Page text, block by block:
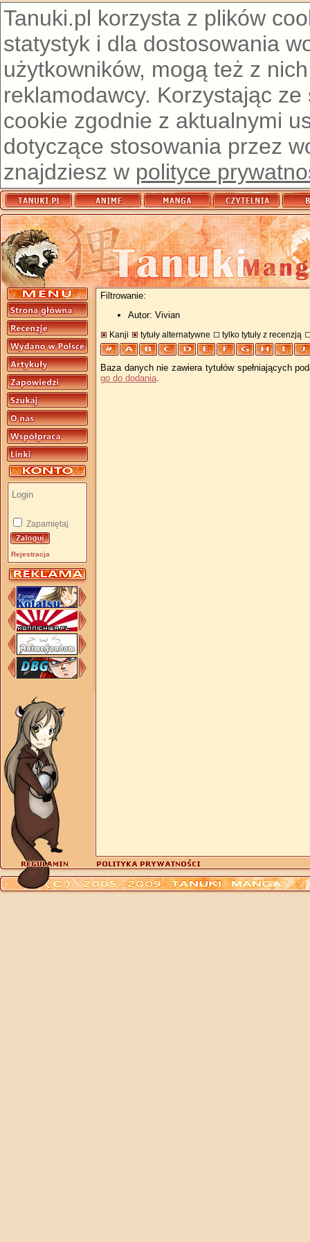
Tanuki.pl korzysta z plików
statystyk i dla dostosowania
użytkowników, mogą też z
reklamodawcy. Korzystając
cookie zgodnie z aktualnymi
dotyczące stosowania przez
znajdziesz w polityce
Zapamiętaj
Rejestracja
Filtrowanie:
Autor: Vivian
Kanji tytuły alternatywne tylko tytuły z recenzją
Baza danych nie zawiera tytułów spełniających
go do dodania.